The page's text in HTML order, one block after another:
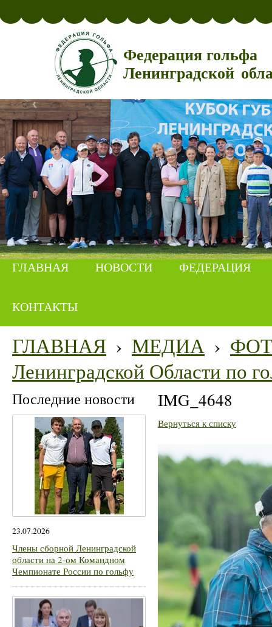
Федерация гольфа
Ленинградской
ГЛАВНАЯ НОВОСТИ ФЕДЕРАЦИЯ
КОНТАКТЫ
ГЛАВНАЯ › МЕДИА ›
Ленинградской Области по
Последние новости
23.07.2026
Члены сборной Ленинградской
области на 2-ом Командном
Чемпионате России по гольфу
IMG_4648
Вернуться к списку